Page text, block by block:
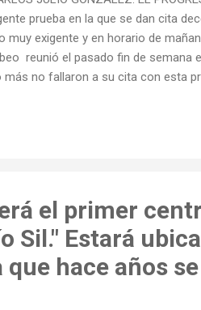
prueba en la que se dan cita
muy exigente y en horario de
reunió el pasado fin de semana
más no fallaron a su cita con esta
el primer
Sil." Estará
que hace años